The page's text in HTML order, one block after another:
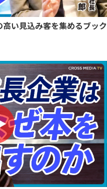
高い見込み客を集めるブック